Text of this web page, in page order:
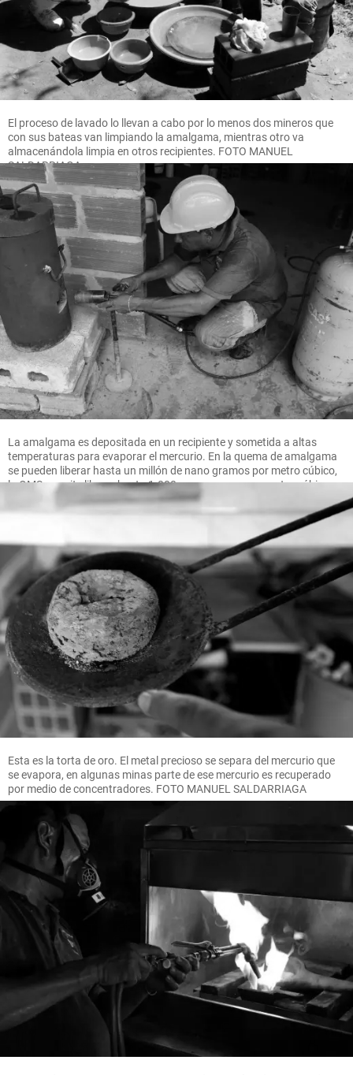
El proceso de lavado lo llevan a cabo por lo menos dos mineros que
con sus bateas van limpiando la amalgama, mientras otro va
almacenándola limpia en otros recipientes. FOTO MANUEL
SALDARRIAGA
La amalgama es depositada en un recipiente y sometida a altas
temperaturas para evaporar el mercurio. En la quema de amalgama
se pueden liberar hasta un millón de nano gramos por metro cúbico,
la OMS permite liberar hasta 1.000 nano gramos por metro cúbico.
Esta es la torta de oro. El metal precioso se separa del mercurio que
se evapora, en algunas minas parte de ese mercurio es recuperado
por medio de concentradores. FOTO MANUEL SALDARRIAGA